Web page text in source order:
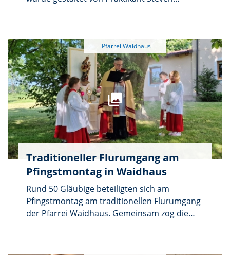
zum Mitsingen an. Dieses Angebot wurde
gerne von den zahlreichen Kirchgängern
angenommen. Steven Wucherpfennig, der
zum ersten Mal den Veehharfen-Klängen
gelauscht hat, hat sich im Anschluss an die
Andacht als neuer Fan der Gruppe erklärt.
Pfarrei Waidhaus
Traditioneller Flurumgang am
Pfingstmontag in Waidhaus
Rund 50 Gläubige beteiligten sich am
Pfingstmontag am traditionellen Flurumgang
der Pfarrei Waidhaus. Gemeinsam zog die